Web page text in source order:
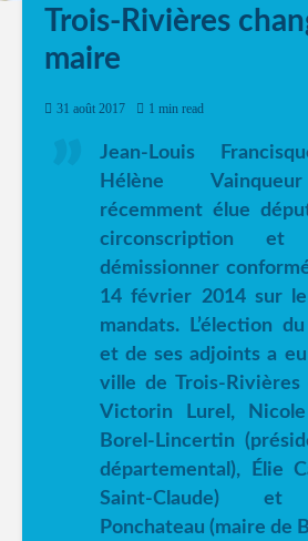
Trois-Rivières
maire
31 août 2017 1 min read
Jean-Louis
Hélène
récemment élue
circonscription
démissionner
14 février 2014 sur
mandats. L’élection
et de ses adjoints a
ville de Trois-Rivières
Victorin Lurel,
Borel-Lincertin
départemental), Élie
Saint-Claude) et
Ponchateau (maire de